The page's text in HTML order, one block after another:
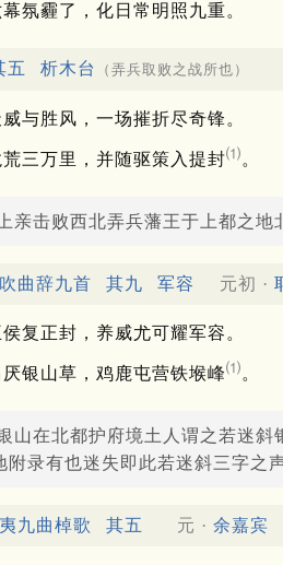
氛霾了，化日常明照九重。
五 析木台 （弄兵取败之战所也）
与胜风，一场摧折尽奇锋。
三万里，并随驱策入提封⑴ 。
亲击败西北弄兵藩王于上都之地
曲辞九首 其九 军容 元初 ·
复正封，养威尤可耀军容。
银山草，鸡鹿屯营铁堠峰⑴ 。
山在北都护府境土人谓之若迷
附录有也迷失即此若迷斜三字之
九曲棹歌 其五 元 · 余嘉宾